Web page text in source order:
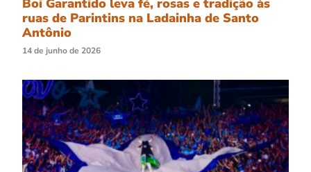
Boi Garantido leva fé, rosas e tradição às
ruas de Parintins na Ladainha de Santo
Antônio
14 de junho de 2026